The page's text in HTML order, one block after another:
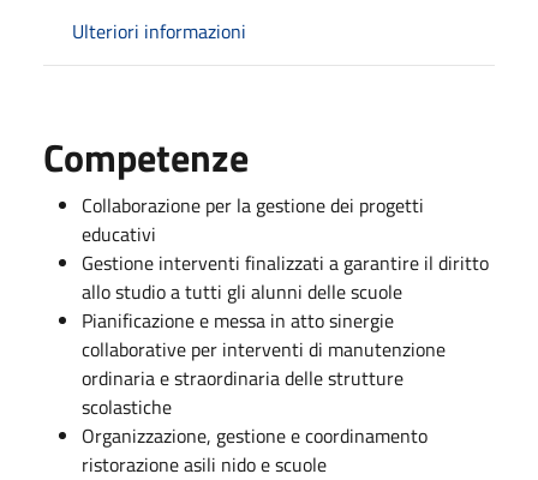
Ulteriori informazioni
Competenze
Collaborazione per la gestione dei progetti
educativi
Gestione interventi finalizzati a garantire il diritto
allo studio a tutti gli alunni delle scuole
Pianificazione e messa in atto sinergie
collaborative per interventi di manutenzione
ordinaria e straordinaria delle strutture
scolastiche
Organizzazione, gestione e coordinamento
ristorazione asili nido e scuole